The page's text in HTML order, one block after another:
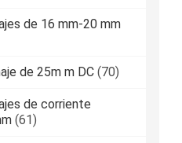
de 16 mm-20 mm
de 25m m DC (70)
de corriente
(61)